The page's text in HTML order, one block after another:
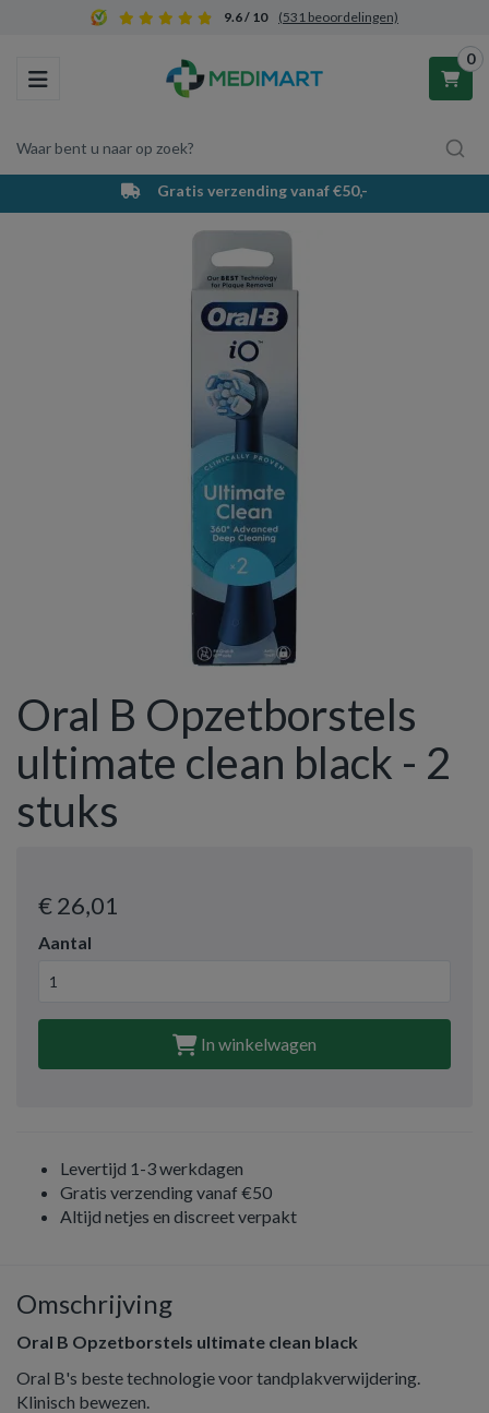
9.6 / 10 (531 beoordelingen)
Toggle navigation
Waar bent u naar op zoek?
0
Winkelwagen
Uw winkelwagen is leeg.
Vul hem met producten.
Gratis verzending vanaf €50,-
Oral B Opzetborstels
ultimate clean black - 2
stuks
€ 26,01
Aantal
In winkelwagen
Levertijd 1-3 werkdagen
Gratis verzending vanaf €50
Altijd netjes en discreet verpakt
Omschrijving
Oral B Opzetborstels ultimate clean black
Oral B's beste technologie voor tandplakverwijdering.
Klinisch bewezen.